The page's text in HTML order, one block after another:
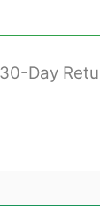
30-Day